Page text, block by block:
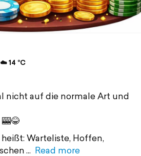
14 °C
nicht auf die normale Art und
Warteliste, Hoffen,
Read more